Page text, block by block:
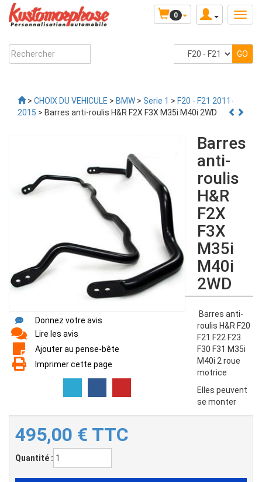
0
> CHOIX DU VEHICULE > BMW > Serie 1 > F20 - F21 2011-
2015 > Barres anti-roulis H&R F2X F3X M35i M40i 2WD
Donnez votre avis
Lire les avis
Ajouter au pense-bête
Imprimer cette page
Barres
anti-
roulis
H&R
F2X
F3X
M35i
M40i
2WD
495,00 € TTC
Quantité :
Barres anti-
roulis H&R F20
F21 F22 F23
F30 F31 M35i
M40i 2 roue
motrice
Elles peuvent
se monter